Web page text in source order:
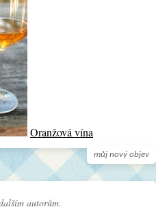
můj nový objev
Oranžová vína
autorům.